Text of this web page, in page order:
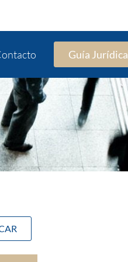
Guía Jurídica